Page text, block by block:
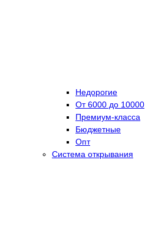
Недорогие
От 6000 до 10000
Премиум-класса
Бюджетные
Опт
Система открывания